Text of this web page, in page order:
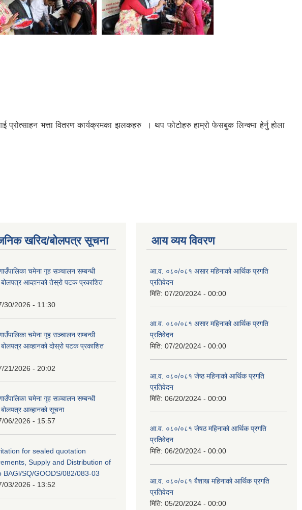
प्रोत्साहन भत्ता वितरण कार्यक्रमका झलकहरु । थप फोटोहरु हाम्रो फेसबुक लिन्क्मा हेर्नु होला
खरिद/बोलपत्र सूचना
चमेना गृह सञ्चालन सम्बन्धी
बोलपत्र आव्हानको तेस्रो पटक प्रकाशित
30/2026 - 11:30
चमेना गृह सञ्चालन सम्बन्धी
आव्हानको दोस्रो पटक प्रकाशित
21/2026 - 20:02
चमेना गृह सञ्चालन सम्बन्धी
आव्हानको सूचना
06/2026 - 15:57
for sealed quotation
Supply and Distribution of
BAGl/SQ/GOODS/082/083-03
03/2026 - 13:52
आय व्यय विवरण
आ.व. ०८०/०८१ असार महिनाको आर्थिक प्रगति
प्रतिवेदन
मिति: 07/20/2024 - 00:00
आ.व. ०८०/०८१ असार महिनाको आर्थिक प्रगति
प्रतिवेदन
मिति: 07/20/2024 - 00:00
आ.व. ०८०/०८१ जेष्ठ महिनाको आर्थिक प्रगति
प्रतिवेदन
मिति: 06/20/2024 - 00:00
आ.व. ०८०/०८१ जेषठ महिनाको आर्थिक प्रगति
प्रतिवेदन
मिति: 06/20/2024 - 00:00
आ.व. ०८०/०८१ बैशाख महिनाको आर्थिक प्रगति
प्रतिवेदन
मिति: 05/20/2024 - 00:00